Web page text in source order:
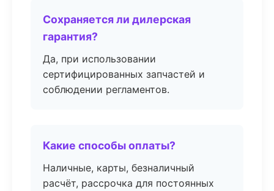
Сохраняется ли дилерская
гарантия?
Да, при использовании
сертифицированных запчастей и
соблюдении регламентов.
Какие способы оплаты?
Наличные, карты, безналичный
расчёт, рассрочка для постоянных